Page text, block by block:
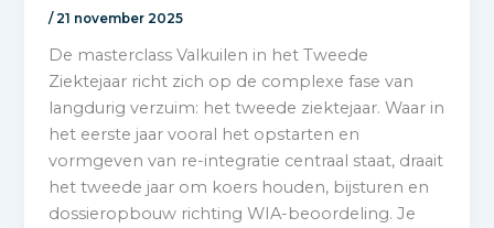
/21 november 2025
De masterclass Valkuilen in het Tweede
Ziektejaar richt zich op de complexe fase van
langdurig verzuim: het tweede ziektejaar. Waar in
het eerste jaar vooral het opstarten en
vormgeven van re-integratie centraal staat, draait
het tweede jaar om koers houden, bijsturen en
dossieropbouw richting WIA-beoordeling. Je